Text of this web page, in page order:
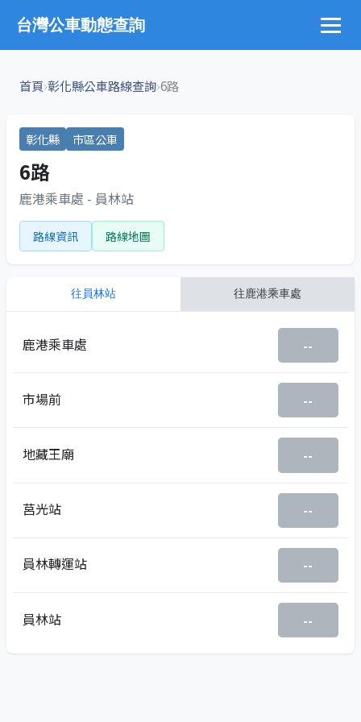
台灣公車動態查詢
首頁›彰化縣公車路線查詢›6路
彰化縣 市區公車
6路
鹿港乘車處 - 員林站
路線資訊 路線地圖
往員林站 往鹿港乘車處
鹿港乘車處 --
市場前 --
地藏王廟 --
莒光站 --
員林轉運站 --
員林站 --